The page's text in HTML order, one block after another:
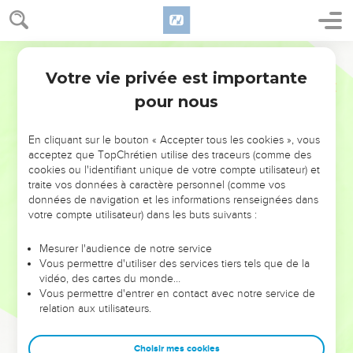
NE MANQUEZ PAS L’ÉVÉNEMENT
DE L’ANNÉE !
ET SI LEURS ERREURS POUVAIENT VOUS ÉVITER LES
VOTRES ?
leur foi ou leur vision. Mais on voit moins les doutes, les erreurs
et les saisons difficiles qu'ils ont traversés, alors même que ce
sont elles qui les ont façonnés.
Dans cette conférence, leaders, entrepreneurs, et responsables
clés pour avancer avec plus de sagesse afin que leurs erreurs
Votre vie privée est importante
pour nous
En cliquant sur le bouton « Accepter tous les cookies », vous
acceptez que TopChrétien utilise des traceurs (comme des
cookies ou l'identifiant unique de votre compte utilisateur) et
traite vos données à caractère personnel (comme vos
données de navigation et les informations renseignées dans
votre compte utilisateur) dans les buts suivants :
Mesurer l'audience de notre service
Vous permettre d'utiliser des services tiers tels que de la
vidéo, des cartes du monde…
Vous permettre d'entrer en contact avec notre service de
relation aux utilisateurs.
Choisir mes cookies